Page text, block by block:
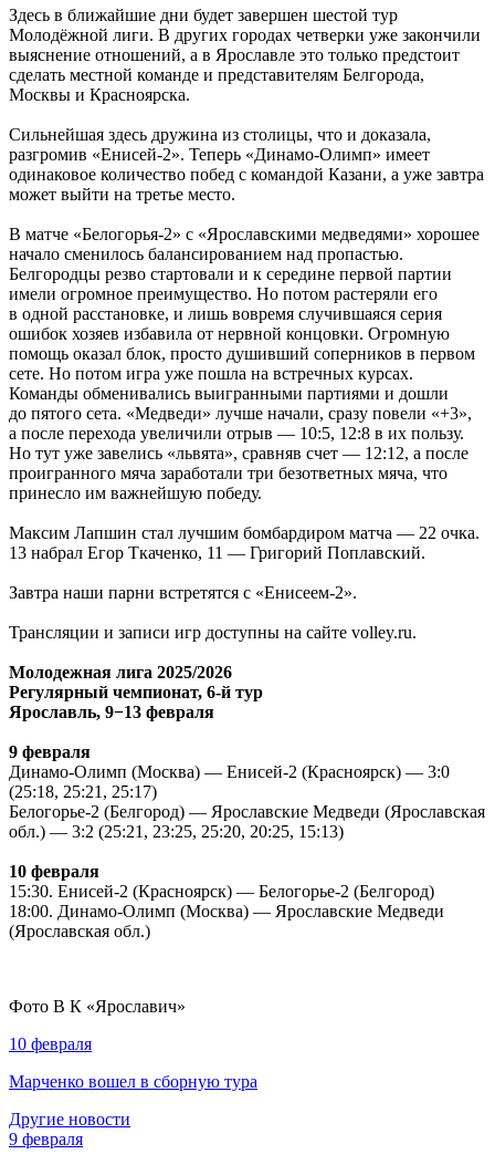
Здесь в ближайшие дни будет завершен шестой тур
Молодёжной лиги. В других городах четверки уже закончили
выяснение отношений, а в Ярославле это только предстоит
сделать местной команде и представителям Белгорода,
Москвы и Красноярска.
Сильнейшая здесь дружина из столицы, что и доказала,
разгромив «Енисей-2». Теперь «Динамо-Олимп» имеет
одинаковое количество побед с командой Казани, а уже завтра
может выйти на третье место.
В матче «Белогорья-2» с «Ярославскими медведями» хорошее
начало сменилось балансированием над пропастью.
Белгородцы резво стартовали и к середине первой партии
имели огромное преимущество. Но потом растеряли его
в одной расстановке, и лишь вовремя случившаяся серия
ошибок хозяев избавила от нервной концовки. Огромную
помощь оказал блок, просто душивший соперников в первом
сете. Но потом игра уже пошла на встречных курсах.
Команды обменивались выигранными партиями и дошли
до пятого сета. «Медведи» лучше начали, сразу повели «+3»,
а после перехода увеличили отрыв — 10:5, 12:8 в их пользу.
Но тут уже завелись «львята», сравняв счет — 12:12, а после
проигранного мяча заработали три безответных мяча, что
принесло им важнейшую победу.
Максим Лапшин стал лучшим бомбардиром матча — 22 очка.
13 набрал Егор Ткаченко, 11 — Григорий Поплавский.
Завтра наши парни встретятся с «Енисеем-2».
Трансляции и записи игр доступны на сайте volley.ru.
Молодежная лига 2025/2026
Регулярный чемпионат, 6-й тур
Ярославль, 9−13 февраля
9 февраля
Динамо-Олимп (Москва) — Енисей-2 (Красноярск) — 3:0
(25:18, 25:21, 25:17)
Белогорье-2 (Белгород) — Ярославские Медведи (Ярославская
обл.) — 3:2 (25:21, 23:25, 25:20, 20:25, 15:13)
10 февраля
15:30. Енисей-2 (Красноярск) — Белогорье-2 (Белгород)
18:00. Динамо-Олимп (Москва) — Ярославские Медведи
(Ярославская обл.)
Фото В К «Ярославич»
10 февраля
Марченко вошел в сборную тура
Другие новости
9 февраля